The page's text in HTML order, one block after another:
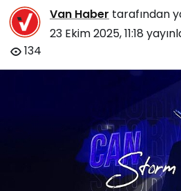
Van Haber tarafından
23 Ekim 2025, 11:18
134